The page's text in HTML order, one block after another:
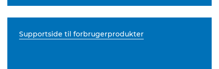
Supportside til forbrugerprodukter